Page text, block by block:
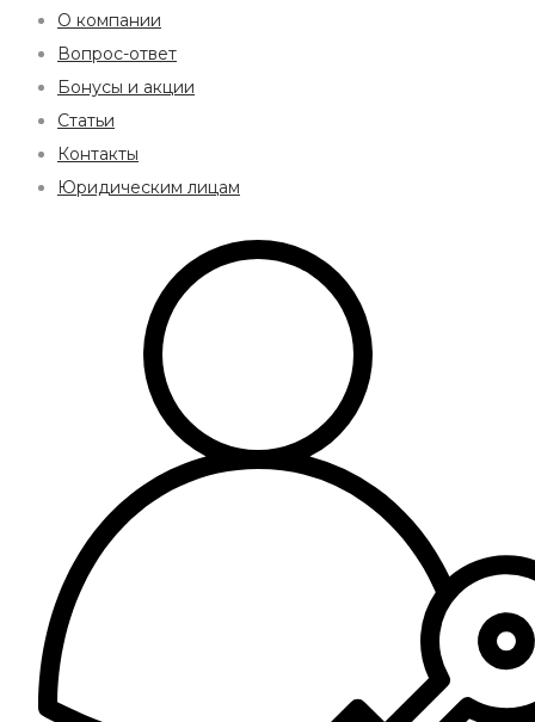
О компании
Вопрос-ответ
Бонусы и акции
Статьи
Контакты
Юридическим лицам